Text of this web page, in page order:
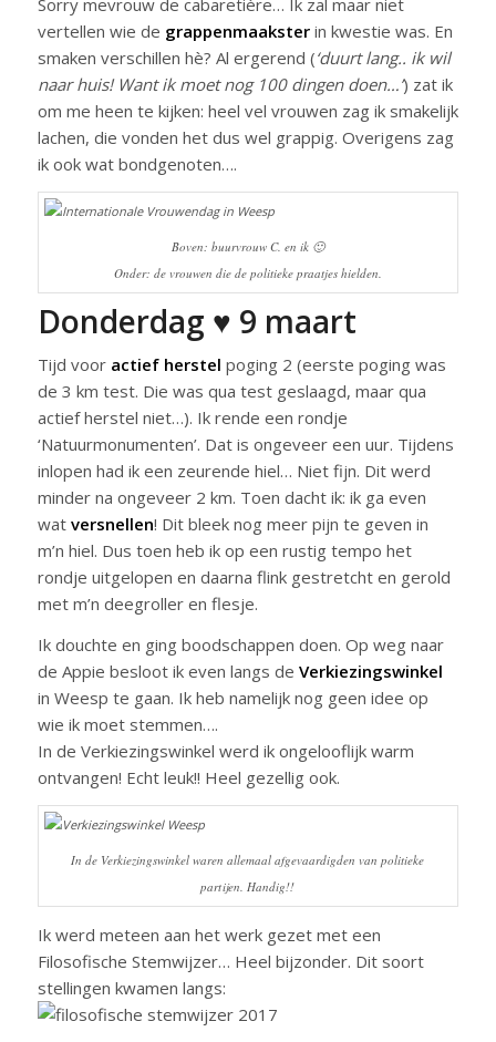
vertellen wie de grappenmaaksterin kwestie was. En
smaken verschillen hè? Al ergerend (‘duurt lang.. ik wil
naar huis! Want ik moet nog 100 dingen doen…’) zat ik
om me heen te kijken: heel vel vrouwen zag ik smakelijk
lachen, die vonden het dus wel grappig. Overigens zag
ik ook wat bondgenoten….
Boven: buurvrouw C. en ik 🙂
Onder: de vrouwen die de politieke praatjes hielden.
Donderdag ♥ 9 maart
Tijd voor actief herstel poging 2 (eerste poging was
de 3 km test. Die was qua test geslaagd, maar qua
actief herstel niet…). Ik rende een rondje
‘Natuurmonumenten’. Dat is ongeveer een uur. Tijdens
inlopen had ik een zeurende hiel… Niet fijn. Dit werd
minder na ongeveer 2 km. Toen dacht ik: ik ga even
wat versnellen! Dit bleek nog meer pijn te geven in
m’n hiel. Dus toen heb ik op een rustig tempo het
rondje uitgelopen en daarna flink gestretcht en gerold
met m’n deegroller en flesje.
Ik douchte en ging boodschappen doen. Op weg naar
de Appie besloot ik even langs de Verkiezingswinkel
in Weesp te gaan. Ik heb namelijk nog geen idee op
wie ik moet stemmen….
In de Verkiezingswinkel werd ik ongelooflijk warm
ontvangen! Echt leuk!! Heel gezellig ook.
In de Verkiezingswinkel waren allemaal afgevaardigden van politieke
partijen. Handig!!
Ik werd meteen aan het werk gezet met een
Filosofische Stemwijzer… Heel bijzonder. Dit soort
stellingen kwamen langs: